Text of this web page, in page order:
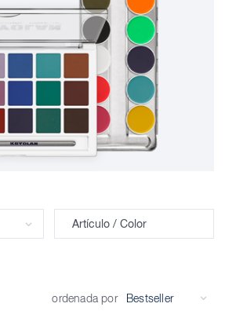
Artículo / Color
ordenada por